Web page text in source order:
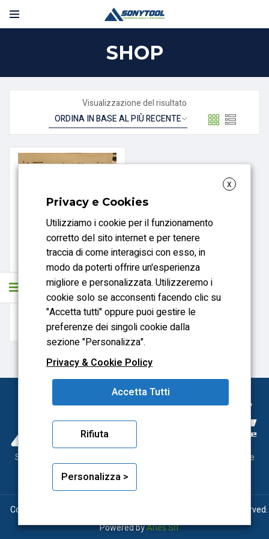
SHOP
Visualizzazione del risultato
OFFERTA KIT CORPO
FRESA DIAMETRO 40
+ INSERTI RPM12
MITSUBISHI
Sonytool utensileria meccanica, dal 2000 al servizio delle officine
meccaniche
Copyright © 2026 Sonytool P.Iva 09263330012 – All Rights Reserved.
Powered byAriesSrl
X
Privacy e Cookies
Utilizziamo i cookie per il funzionamento
corretto del sito internet e per tenere
traccia di come interagisci con esso, in
modo da poterti offrire un'esperienza
migliore e personalizzata. Utilizzeremo i
cookie solo se acconsenti facendo clic su
"Accetta tutti" oppure puoi gestire le
preferenze dei singoli cookie dalla
sezione "Personalizza".
Privacy & Cookie Policy
Accetta Tutti
Rifiuta
Personalizza >